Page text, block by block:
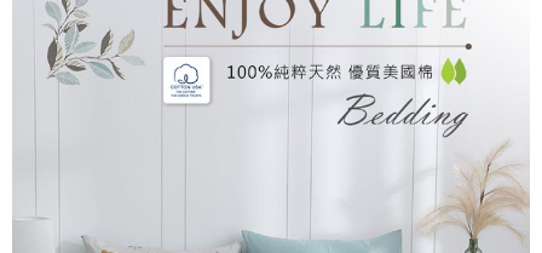
是否繳費成功／繳費後需取消欲退款等相關疑問，請聯繫「AFTEE先享後付
客戶支援中心」https://netprotections.freshdesk.com/support/home
【注意事項】
１．透過由恩沛科技股份有限公司提供之「AFTEE先享後付」服務完成之交
易，需依本服務之必要範圍內提供個人資料，並將交易相關給付款項請求債
３．未成年的使用者請事先徵得法定代理人或監護人之同意方可使用
「AFTEE先享後付」，若未經同意申辦者引起之損失，本公司不負相關責
每筆NT$60，滿NT$499(含以上)免運費
宅配
每筆NT$100，滿NT$499(含以上)免運費